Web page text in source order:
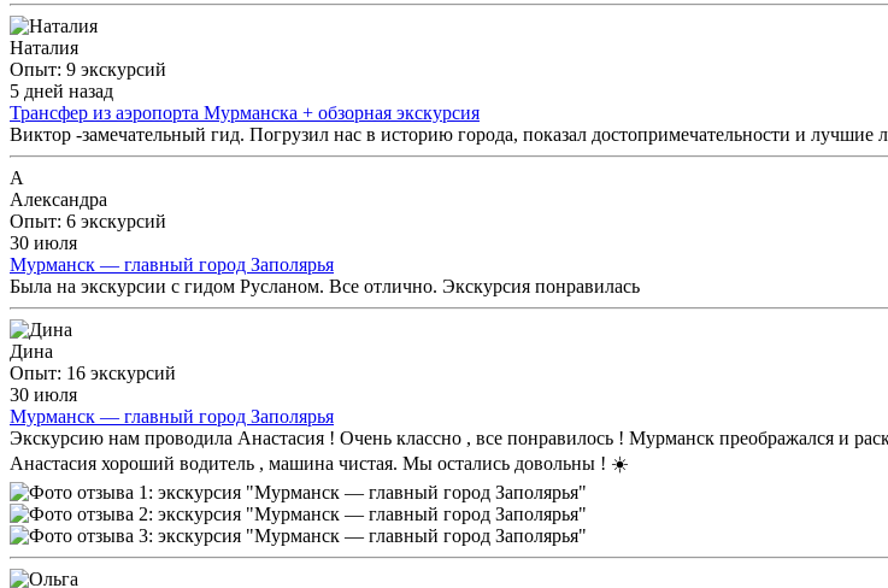
Наталия
Опыт: 9 экскурсий
5 дней назад
Трансфер из аэропорта Мурманска + обзорная экскурсия
Виктор -замечательный гид. Погрузил нас в историю города, показал достопримечательности и лучшие
А
Александра
Опыт: 6 экскурсий
30 июля
Мурманск — главный город Заполярья
Была на экскурсии с гидом Русланом. Все отлично. Экскурсия понравилась
Дина
Опыт: 16 экскурсий
30 июля
Мурманск — главный город Заполярья
Экскурсию нам проводила Анастасия ! Очень классно , все понравилось ! Мурманск преображался и
Анастасия хороший водитель , машина чистая. Мы остались довольны ! ☀️